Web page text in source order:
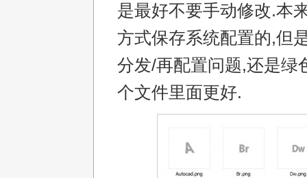
是最好不要手动修改.本
方式保存系统配置的,但
分发/再配置问题,还是绿
个文件里面更好.